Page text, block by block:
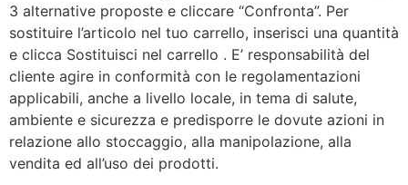
3 alternative proposte e cliccare “Confronta”. Per
sostituire l’articolo nel tuo carrello, inserisci una quantità
e clicca Sostituisci nel carrello . E’ responsabilità del
cliente agire in conformità con le regolamentazioni
applicabili, anche a livello locale, in tema di salute,
ambiente e sicurezza e predisporre le dovute azioni in
relazione allo stoccaggio, alla manipolazione, alla
vendita ed all’uso dei prodotti.